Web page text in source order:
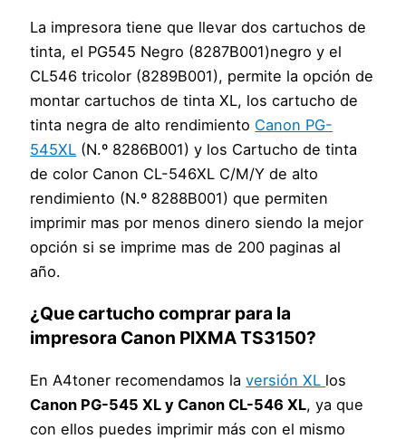
La impresora tiene que llevar dos cartuchos de
tinta, el PG545 Negro (8287B001)negro y el
CL546 tricolor (8289B001), permite la opción de
montar cartuchos de tinta XL, los cartucho de
tinta negra de alto rendimiento Canon PG-
545XL (N.º 8286B001) y los Cartucho de tinta
de color Canon CL-546XL C/M/Y de alto
rendimiento (N.º 8288B001) que permiten
imprimir mas por menos dinero siendo la mejor
opción si se imprime mas de 200 paginas al
año.
¿Que cartucho comprar para la
impresora Canon PIXMA TS3150?
En A4toner recomendamos laversión XL los
Canon PG-545 XL y Canon CL-546 XL, ya que
con ellos puedes imprimir más con el mismo